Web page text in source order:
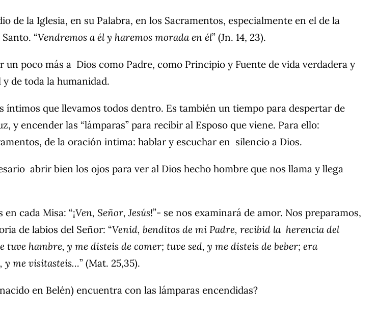
la Iglesia, en su Palabra, en los Sacramentos, especialmente en el de la
“Vendremos a él y haremos morada en él” (Jn. 14, 23).
poco más a Dios como Padre, como Principio y Fuente de vida verdadera y
de toda la humanidad.
íntimos que llevamos todos dentro. Es también un tiempo para despertar de
encender las “lámparas” para recibir al Esposo que viene. Para ello:
de la oración intima: hablar y escuchar en silencio a Dios.
abrir bien los ojos para ver al Dios hecho hombre que nos llama y llega
cada Misa: “¡Ven, Señor, Jesús!”- se nos examinará de amor. Nos preparamos,
de labios del Señor: “Venid, benditos de mi Padre, recibid la herencia del
hambre, y me disteis de comer; tuve sed, y me disteis de beber; era
y me visitasteis…” (Mat. 25,35).
en Belén) encuentra con las lámparas encendidas?